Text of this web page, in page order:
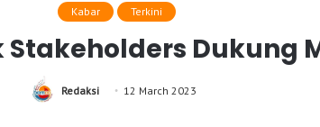
Kabar Terkini
Stakeholders Dukung
Redaksi 12 March 2023